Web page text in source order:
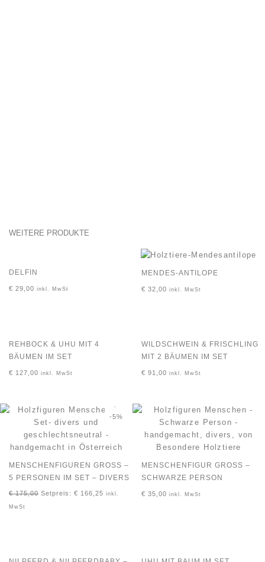
WEITERE PRODUKTE
DELFIN
€ 29,00 inkl. MwSt
MENDES-ANTILOPE
€ 32,00 inkl. MwSt
REHBOCK & UHU MIT 4
BÄUMEN IM SET
€ 127,00 inkl. MwSt
WILDSCHWEIN & FRISCHLING
MIT 2 BÄUMEN IM SET
€ 91,00 inkl. MwSt
-5%
MENSCHENFIGUREN GROSS – 5
PERSONEN IM SET – DIVERS
€175,00 Setpreis: € 166,25 inkl.
MwSt
MENSCHENFIGUR GROSS – S
CHWARZE PERSON
€ 35,00 inkl. MwSt